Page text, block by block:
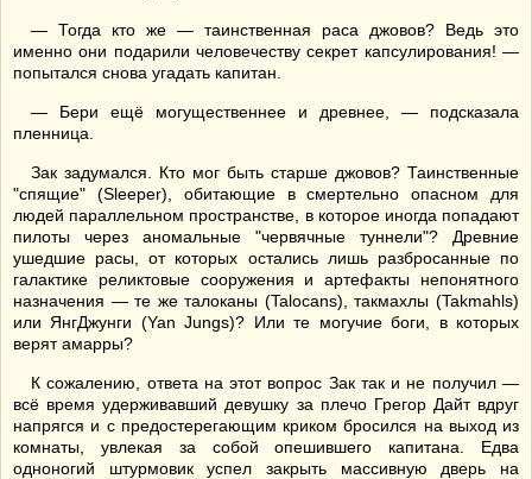
— Тогда кто же — таинственная раса джовов? Ведь это
именно они подарили человечеству секрет капсулирования! —
попытался снова угадать капитан.
— Бери ещё могущественнее и древнее, — подсказала
пленница.
Зак задумался. Кто мог быть старше джовов? Таинственные
"спящие" (Sleeper), обитающие в смертельно опасном для
людей параллельном пространстве, в которое иногда попадают
пилоты через аномальные "червячные туннели"? Древние
ушедшие расы, от которых остались лишь разбросанные по
галактике реликтовые сооружения и артефакты непонятного
назначения — те же талоканы (Talocans), такмахлы (Takmahls)
или ЯнгДжунги (Yan Jungs)? Или те могучие боги, в которых
верят амарры?
К сожалению, ответа на этот вопрос Зак так и не получил —
всё время удерживавший девушку за плечо Грегор Дайт вдруг
напрягся и с предостерегающим криком бросился на выход из
комнаты, увлекая за собой опешившего капитана. Едва
одноногий штурмовик успел закрыть массивную дверь на